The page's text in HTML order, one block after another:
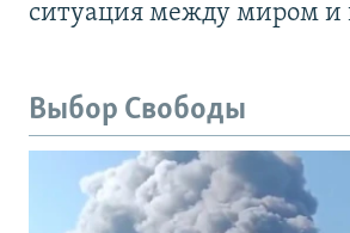
ситуация между миром и
Выбор Свободы